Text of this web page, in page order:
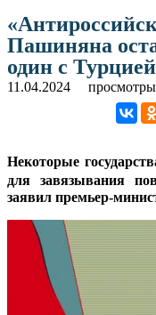
Пашиняна
один с
11.04.2024
Некоторые
для завязывания
заявил премьер-